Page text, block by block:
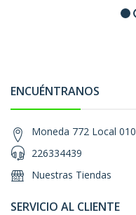
ENCUÉNTRANOS
Moneda 772 Local
226334439
Nuestras Tiendas
SERVICIO AL CLIENTE